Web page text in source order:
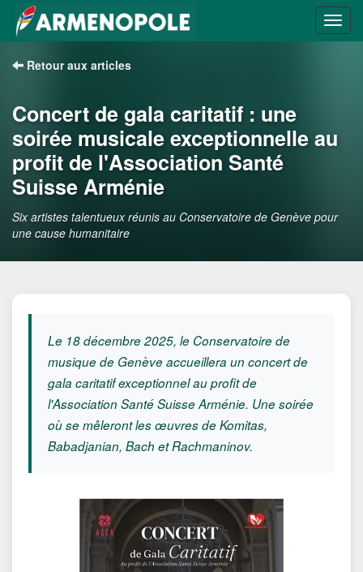
Retour aux articles
Concert de gala caritatif : une
soirée musicale exceptionnelle au
profit de l'Association Santé
Suisse Arménie
Six artistes talentueux réunis au Conservatoire de Genève pour
une cause humanitaire
Le 18 décembre 2025, le Conservatoire de
musique de Genève accueillera un concert de
gala caritatif exceptionnel au profit de
l'Association Santé Suisse Arménie. Une soirée
où se mêleront les œuvres de Komitas,
Babadjanian, Bach et Rachmaninov.